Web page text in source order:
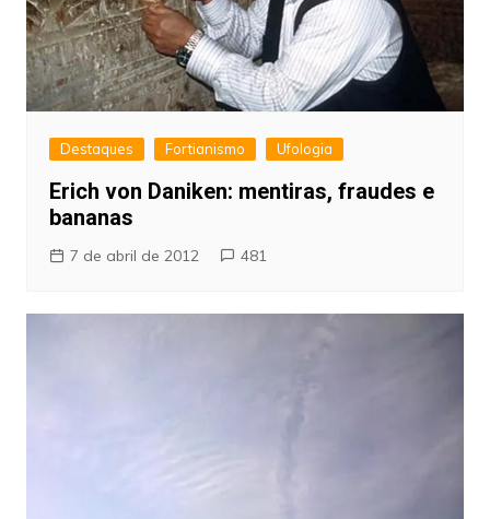
Destaques Fortianismo Ufologia
Erich von Daniken: mentiras, fraudes e
bananas
7 de abril de 2012 481